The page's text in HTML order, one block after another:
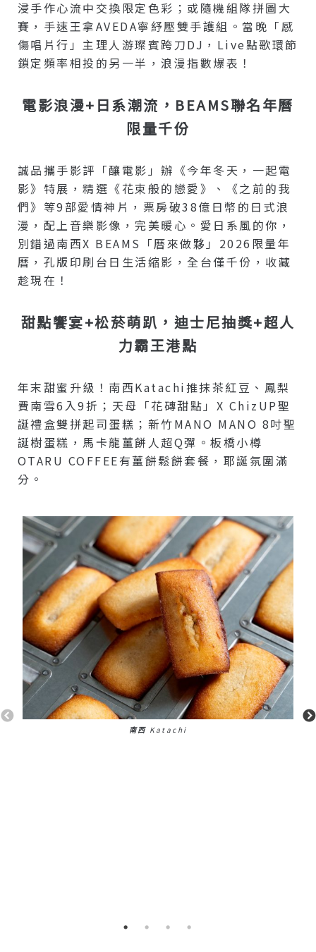
浸手作心流中交換限定色彩；或隨機組隊拼圖大
賽，手速王拿AVEDA寧紓壓雙手護組。當晚「感
傷唱片行」主理人游璨賓跨刀DJ，Live點歌環節
鎖定頻率相投的另一半，浪漫指數爆表！
電影浪漫+日系潮流，BEAMS聯名年曆
限量千份
誠品攜手影評「釀電影」辦《今年冬天，一起電
影》特展，精選《花束般的戀愛》、《之前的我
們》等9部愛情神片，票房破38億日幣的日式浪
漫，配上音樂影像，完美暖心。愛日系風的你，
別錯過南西x BEAMS「曆來做夥」2026限量年
曆，孔版印刷台日生活縮影，全台僅千份，收藏
趁現在！
甜點饗宴+松菸萌趴，迪士尼抽獎+超人
力霸王港點
年末甜蜜升級！南西Katachi推抹茶紅豆、鳳梨
費南雪6入9折；天母「花磚甜點」x ChizUP聖
誕禮盒雙拼起司蛋糕；新竹MANO MANO 8吋聖
誕樹蛋糕，馬卡龍薑餅人超Q彈。板橋小樽
OTARU COFFEE有薑餅鬆餅套餐，耶誕氛圍滿
分。
南西 Katachi